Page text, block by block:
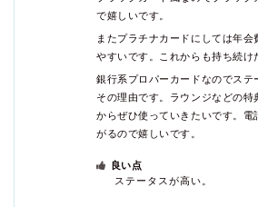
で嬉しいです。
またプラチナカードにしては年会
やすいです。これからも持ち続け
銀行系プロパーカードなのでステ
その理由です。ラウンジなどの
からぜひ使っていきたいです。電
がるので嬉しいです。
良い点
ステータスが高い。